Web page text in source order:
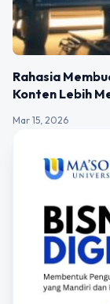
Rahasia
Konten Lebih
Mar 15, 2026